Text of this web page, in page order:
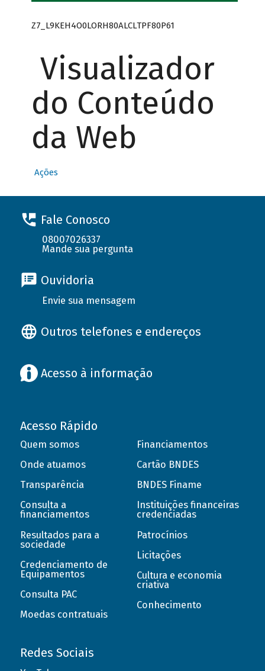
Z7_L9KEH4O0LORH80ALCLTPF80P61
Visualizador
do Conteúdo
da Web
Ações
Fale Conosco
08007026337
Mande sua pergunta
Ouvidoria
Envie sua mensagem
Outros telefones e endereços
Acesso à informação
Acesso Rápido
Quem somos
Onde atuamos
Transparência
Consulta a
financiamentos
Resultados para a
sociedade
Credenciamento de
Equipamentos
Consulta PAC
Moedas contratuais
Financiamentos
Cartão BNDES
BNDES Finame
Instituições financeiras
credenciadas
Patrocínios
Licitações
Cultura e economia
criativa
Conhecimento
Redes Sociais